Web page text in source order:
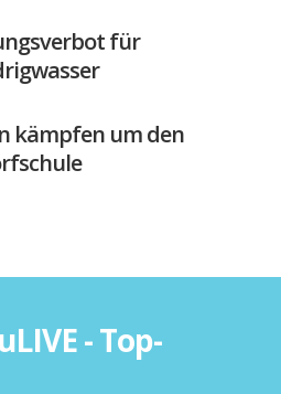
für
kämpfen um den
- Top-